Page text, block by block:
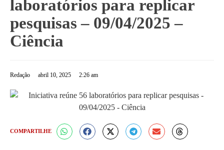
laboratórios para replicar
pesquisas – 09/04/2025 –
Ciência
Redação abril 10, 2025 2:26 am
COMPARTILHE